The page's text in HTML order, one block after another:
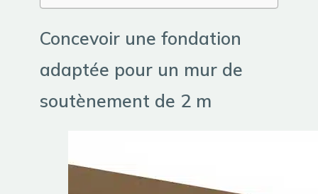
Concevoir une fondation
adaptée pour un mur de
soutènement de 2 m